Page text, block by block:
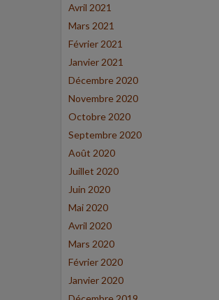
Avril 2021
Mars 2021
Février 2021
Janvier 2021
Décembre 2020
Novembre 2020
Octobre 2020
Septembre 2020
Août 2020
Juillet 2020
Juin 2020
Mai 2020
Avril 2020
Mars 2020
Février 2020
Janvier 2020